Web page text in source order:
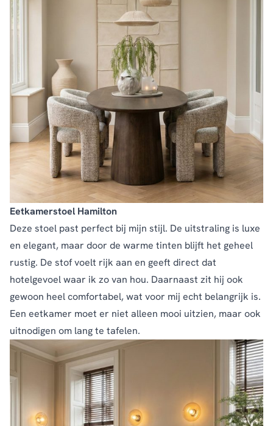
Eetkamerstoel Hamilton
Deze stoel past perfect bij mijn stijl. De uitstraling is luxe
en elegant, maar door de warme tinten blijft het geheel
rustig. De stof voelt rijk aan en geeft direct dat
hotelgevoel waar ik zo van hou. Daarnaast zit hij ook
gewoon heel comfortabel, wat voor mij echt belangrijk is.
Een eetkamer moet er niet alleen mooi uitzien, maar ook
uitnodigen om lang te tafelen.